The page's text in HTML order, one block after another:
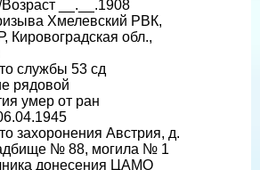
__.__.1908
Хмелевский РВК,
Кировоградская обл.,
службы 53 сд
рядовой
умер от ран
захоронения Австрия, д.
№ 88, могила № 1
донесения ЦАМО